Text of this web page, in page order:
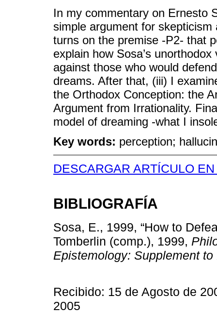
In my commentary on Ernesto
simple argument for
turns on the premise -P2- that
explain how Sosa’s
against those who would
dreams. After that, (iii) I
the Orthodox Conception: the
Argument from Irrationality.
model of dreaming -what I
Key words: perception;
DESCARGAR ARTÍCULO
BIBLIOGRAFÍA
Sosa, E., 1999, “How to
Tomberlin (comp.), 1999,
Epistemology: Supplement to
Recibido: 15 de Agosto de
2005